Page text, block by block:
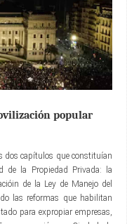
popular
dos capítulos que constituían
de la Propiedad Privada: la
de la Ley de Manejo del
las reformas que habilitan
para expropiar empresas,